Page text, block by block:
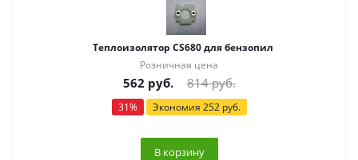
Теплоизолятор CS680 для бензопил
Розничная цена
562 руб. 814руб.
31% Экономия 252руб.
В корзину